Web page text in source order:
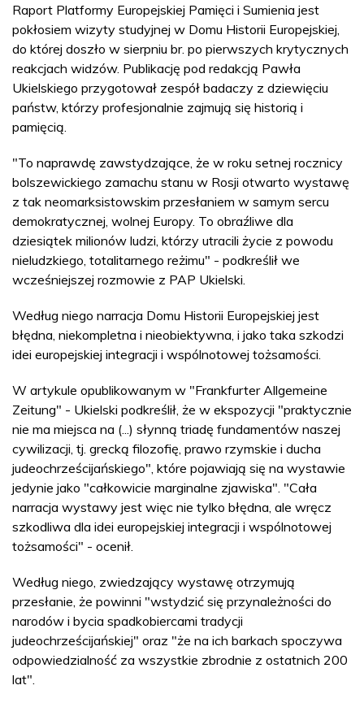
Raport Platformy Europejskiej Pamięci i Sumienia jest
pokłosiem wizyty studyjnej w Domu Historii Europejskiej,
do której doszło w sierpniu br. po pierwszych krytycznych
reakcjach widzów. Publikację pod redakcją Pawła
Ukielskiego przygotował zespół badaczy z dziewięciu
państw, którzy profesjonalnie zajmują się historią i
pamięcią.
"To naprawdę zawstydzające, że w roku setnej rocznicy
bolszewickiego zamachu stanu w Rosji otwarto wystawę
z tak neomarksistowskim przesłaniem w samym sercu
demokratycznej, wolnej Europy. To obraźliwe dla
dziesiątek milionów ludzi, którzy utracili życie z powodu
nieludzkiego, totalitarnego reżimu" - podkreślił we
wcześniejszej rozmowie z PAP Ukielski.
Według niego narracja Domu Historii Europejskiej jest
błędna, niekompletna i nieobiektywna, i jako taka szkodzi
idei europejskiej integracji i wspólnotowej tożsamości.
W artykule opublikowanym w "Frankfurter Allgemeine
Zeitung" - Ukielski podkreślił, że w ekspozycji "praktycznie
nie ma miejsca na (...) słynną triadę fundamentów naszej
cywilizacji, tj. grecką filozofię, prawo rzymskie i ducha
judeochrześcijańskiego", które pojawiają się na wystawie
jedynie jako "całkowicie marginalne zjawiska". "Cała
narracja wystawy jest więc nie tylko błędna, ale wręcz
szkodliwa dla idei europejskiej integracji i wspólnotowej
tożsamości" - ocenił.
Według niego, zwiedzający wystawę otrzymują
przesłanie, że powinni "wstydzić się przynależności do
narodów i bycia spadkobiercami tradycji
judeochrześcijańskiej" oraz "że na ich barkach spoczywa
odpowiedzialność za wszystkie zbrodnie z ostatnich 200
lat".